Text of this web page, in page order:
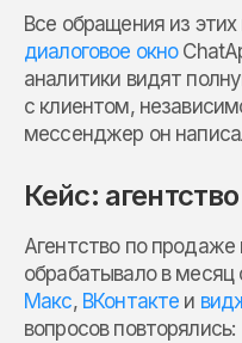
Все обращения из
диалоговое окно
аналитики видят
с клиентом,
мессенджер он
Кейс:
Агентство по
обрабатывало в
Макс, ВКонтакте и
вопросов повторялись: